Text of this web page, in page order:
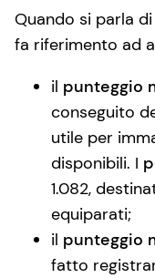
Quando si parla
fa riferimento ad
il punteggio
conseguito
utile per
disponibili. I
1.082,
equiparati;
il punteggio
fatto